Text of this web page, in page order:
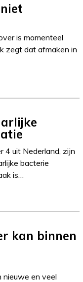
is momenteel
zegt dat afmaken in
4 uit Nederland, zijn
bacterie
is…
kan binnen
nieuwe en veel